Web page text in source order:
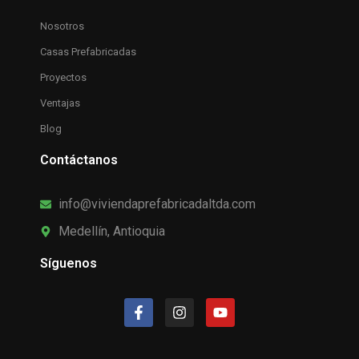
Nosotros
Casas Prefabricadas
Proyectos
Ventajas
Blog
Contáctanos
info@viviendaprefabricadaltda.com
Medellín, Antioquia
Síguenos